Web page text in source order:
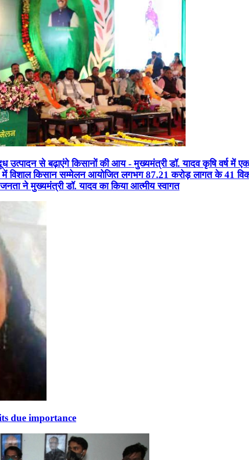
उत्पादन से बढ़ाएंगे किसानों की आय - मुख्यमंत्री डॉ. यादव कृषि वर्ष में
किसान सम्मेलन आयोजित लगभग 87.21 करोड़ लागत के 41
ने मुख्यमंत्री डॉ. यादव का किया आत्मीय स्वागत
due importance